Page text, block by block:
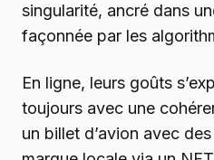
singularité, ancré dans
façonnée par les
En ligne, leurs goûts
toujours avec une
un billet d’avion avec